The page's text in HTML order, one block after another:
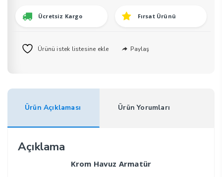
adetÜcretsiz Kargo Fırsat Ürünü
Ürünü istek listesine ekle Paylaş
Ürün Açıklaması Ürün Yorumları
Açıklama
Krom Havuz Armatür